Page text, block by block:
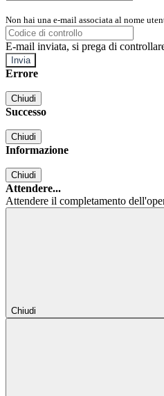
Non hai una e-mail associata al nome
E-mail inviata, si prega di
Errore
Chiudi
Successo
Chiudi
Informazione
Chiudi
Attendere...
Attendere il completamento
Chiudi